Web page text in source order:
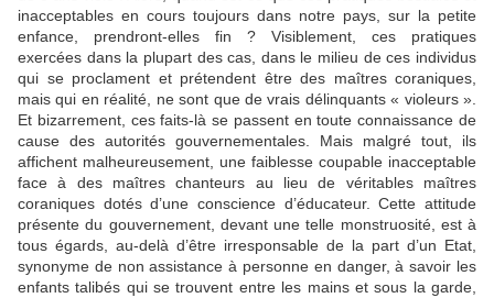
inacceptables en cours toujours dans notre pays, sur la petite
enfance, prendront-elles fin ? Visiblement, ces pratiques
exercées dans la plupart des cas, dans le milieu de ces individus
qui se proclament et prétendent être des maîtres coraniques,
mais qui en réalité, ne sont que de vrais délinquants « violeurs ».
Et bizarrement, ces faits-là se passent en toute connaissance de
cause des autorités gouvernementales. Mais malgré tout, ils
affichent malheureusement, une faiblesse coupable inacceptable
face à des maîtres chanteurs au lieu de véritables maîtres
coraniques dotés d’une conscience d’éducateur. Cette attitude
présente du gouvernement, devant une telle monstruosité, est à
tous égards, au-delà d’être irresponsable de la part d’un Etat,
synonyme de non assistance à personne en danger, à savoir les
enfants talibés qui se trouvent entre les mains et sous la garde,